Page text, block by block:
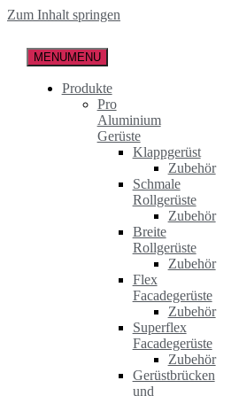
Zum Inhalt springen
MENUMENU
Produkte
Pro
Aluminium
Gerüste
Klappgerüst
Zubehör
Schmale
Rollgerüste
Zubehör
Breite
Rollgerüste
Zubehör
Flex
Facadegerüste
Zubehör
Superflex
Facadegerüste
Zubehör
Gerüstbrücken
und